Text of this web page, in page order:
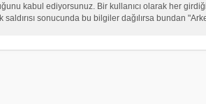
kabul ediyorsunuz. Bir kullanıcı olarak her
sonucunda bu bilgiler dağılırsa bundan